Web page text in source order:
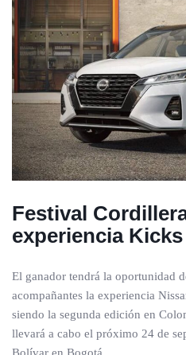
Festival
experiencia
El ganador tendrá la oportunidad
acompañantes la experiencia
siendo la segunda edición en
llevará a cabo el próximo 24 de